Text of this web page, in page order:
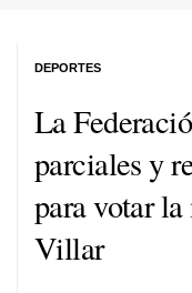
La
parciales y
para votar
Villar
DEPORTES